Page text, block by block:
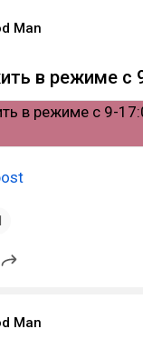
Man
в режиме с
Man